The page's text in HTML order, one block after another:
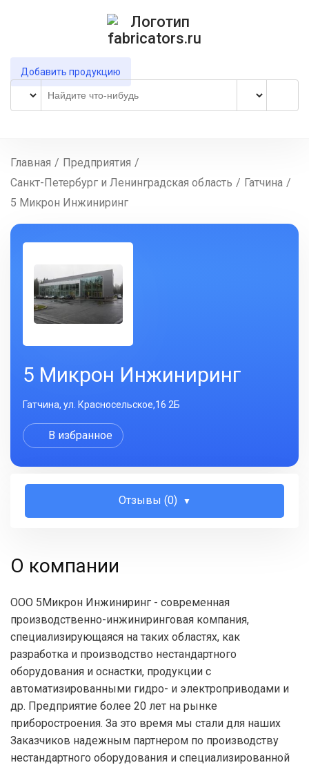
Добавить продукцию
Главная / Предприятия /
Санкт-Петербург и Ленинградская область / Гатчина /
5 Микрон Инжиниринг
5 Микрон Инжиниринг
Гатчина, ул. Красносельское,16 2Б
В избранное
Отзывы (0)
О компании
ООО 5Микрон Инжиниринг - современная
производственно-инжиниринговая компания,
специализирующаяся на таких областях, как
разработка и производство нестандартного
оборудования и оснастки, продукции с
автоматизированными гидро- и электроприводами и
др. Предприятие более 20 лет на рынке
приборостроения. За это время мы стали для наших
Заказчиков надежным партнером по производству
нестандартного оборудования и специализированной